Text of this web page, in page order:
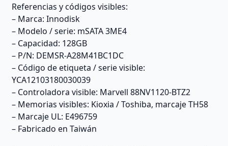
Referencias y códigos visibles:
– Marca: Innodisk
– Modelo / serie: mSATA 3ME4
– Capacidad: 128GB
– P/N: DEMSR-A28M41BC1DC
– Código de etiqueta / serie visible:
YCA12103180030039
– Controladora visible: Marvell 88NV1120-BTZ2
– Memorias visibles: Kioxia / Toshiba, marcaje TH58
– Marcaje UL: E496759
– Fabricado en Taiwán